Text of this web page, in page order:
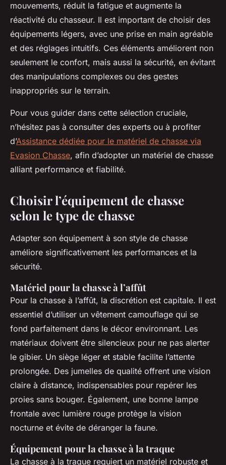
mouvements, réduit la fatigue et augmente la
réactivité du chasseur. Il est important de choisir des
équipements légers, avec une prise en main agréable
et des réglages intuitifs. Ces éléments améliorent non
seulement le confort, mais aussi la sécurité, en évitant
des manipulations complexes ou des gestes
inappropriés sur le terrain.
Pour vous guider dans cette sélection cruciale,
n’hésitez pas à consulter des experts ou à profiter
d’Assistance dédiée pour le matériel de chasse via
Evasion Chasse, afin d’adopter un matériel de chasse
alliant performance et fiabilité.
Choisir l’équipement de chasse
selon le type de chasse
Adapter son équipement à son style de chasse
améliore significativement les performances et la
sécurité.
Matériel pour la chasse à l’affût
Pour la chasse à l’affût, la discrétion est capitale. Il est
essentiel d’utiliser un vêtement camouflage qui se
fond parfaitement dans le décor environnant. Les
matériaux doivent être silencieux pour ne pas alerter
le gibier. Un siège léger et stable facilite l’attente
prolongée. Des jumelles de qualité offrent une vision
claire à distance, indispensables pour repérer les
proies sans bouger. Également, une bonne lampe
frontale avec lumière rouge protège la vision
nocturne et évite de déranger la faune.
Équipement pour la chasse à la traque
La chasse à la traque requiert un matériel robuste et